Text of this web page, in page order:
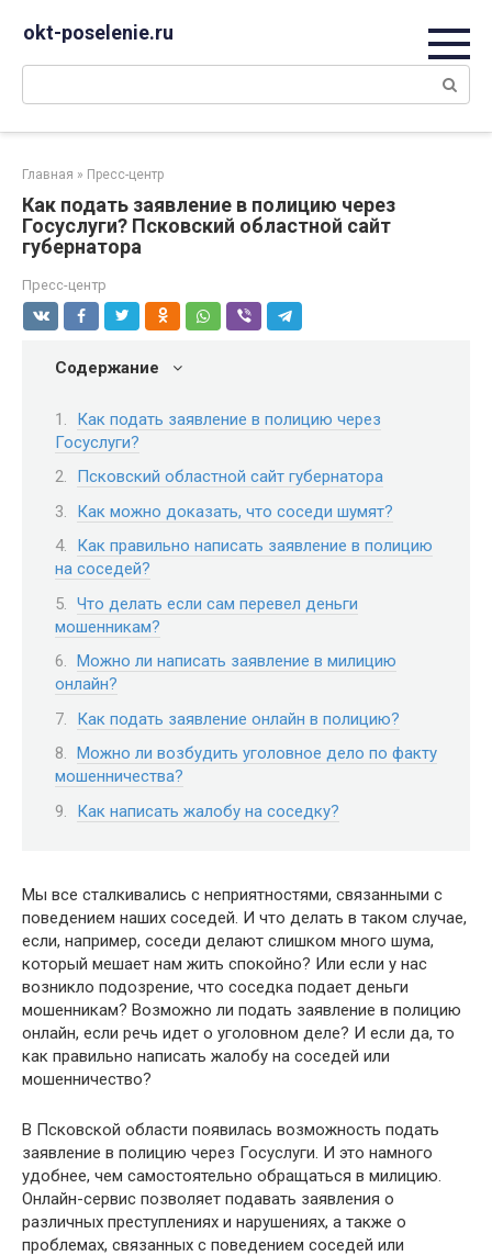
okt-poselenie.ru
Поиск:
Главная » Пресс-центр
Как подать заявление в полицию через
Госуслуги? Псковский областной сайт
губернатора
Пресс-центр
Содержание
Как подать заявление в полицию через
Госуслуги?
Псковский областной сайт губернатора
Как можно доказать, что соседи шумят?
Как правильно написать заявление в полицию
на соседей?
Что делать если сам перевел деньги
мошенникам?
Можно ли написать заявление в милицию
онлайн?
Как подать заявление онлайн в полицию?
Можно ли возбудить уголовное дело по факту
мошенничества?
Как написать жалобу на соседку?
Мы все сталкивались с неприятностями, связанными с
поведением наших соседей. И что делать в таком случае,
если, например, соседи делают слишком много шума,
который мешает нам жить спокойно? Или если у нас
возникло подозрение, что соседка подает деньги
мошенникам? Возможно ли подать заявление в полицию
онлайн, если речь идет о уголовном деле? И если да, то
как правильно написать жалобу на соседей или
мошенничество?
В Псковской области появилась возможность подать
заявление в полицию через Госуслуги. И это намного
удобнее, чем самостоятельно обращаться в милицию.
Онлайн-сервис позволяет подавать заявления о
различных преступлениях и нарушениях, а также о
проблемах, связанных с поведением соседей или